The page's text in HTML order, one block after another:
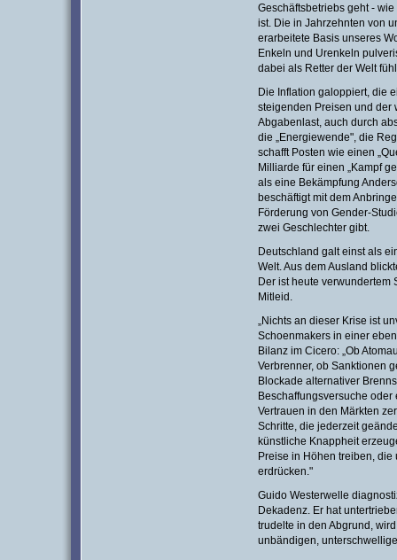
Geschäftsbetriebs geht -
ist. Die in Jahrzehnten von
erarbeitete Basis unseres
Enkeln und Urenkeln
dabei als Retter der Welt
Die Inflation galoppiert, die
steigenden Preisen und der
Abgabenlast, auch durch
die „Energiewende", die
schafft Posten wie einen
Milliarde für einen „Kampf
als eine Bekämpfung
beschäftigt mit dem
Förderung von Gender-
zwei Geschlechter gibt.
Deutschland galt einst als
Welt. Aus dem Ausland
Der ist heute verwundertem
Mitleid.
„Nichts an dieser Krise ist
Schoenmakers in einer
Bilanz im Cicero: „Ob
Verbrenner, ob Sanktionen
Blockade alternativer
Beschaffungsversuche
Vertrauen in den Märkten
Schritte, die jederzeit
künstliche Knappheit
Preise in Höhen treiben,
erdrücken."
Guido Westerwelle
Dekadenz. Er hat
trudelte in den Abgrund,
unbändigen,